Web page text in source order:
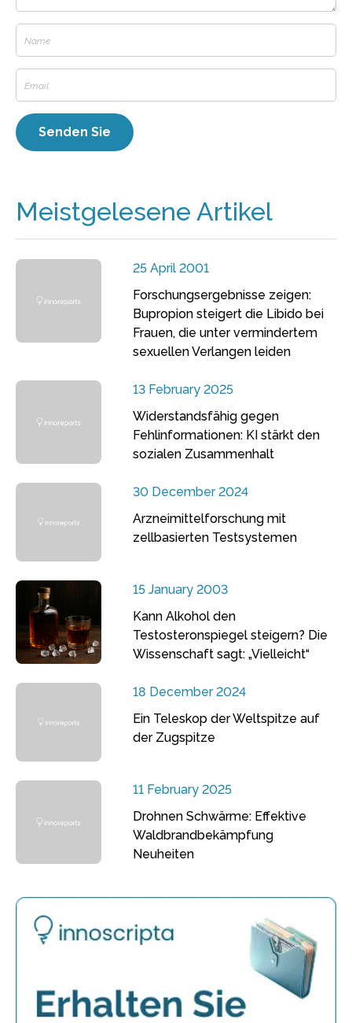
Meistgelesene Artikel
25 April 2001
Forschungsergebnisse zeigen:
Bupropion steigert die Libido bei
Frauen, die unter vermindertem
sexuellen Verlangen leiden
13 February 2025
Widerstandsfähig gegen
Fehlinformationen: KI stärkt den
sozialen Zusammenhalt
30 December 2024
Arzneimittelforschung mit
zellbasierten Testsystemen
15 January 2003
Kann Alkohol den
Testosteronspiegel steigern? Die
Wissenschaft sagt: „Vielleicht“
18 December 2024
Ein Teleskop der Weltspitze auf
der Zugspitze
11 February 2025
Drohnen Schwärme: Effektive
Waldbrandbekämpfung
Neuheiten